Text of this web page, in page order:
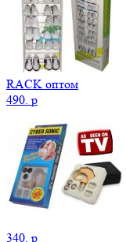
RACK оптом
490. p
340. p